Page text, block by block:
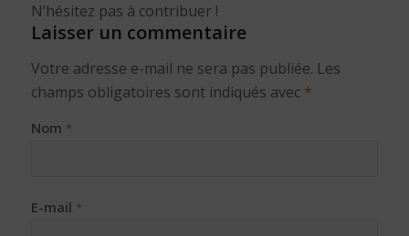
N’hésitez pas à contribuer !
Laisser un commentaire
Votre adresse e-mail ne sera pas publiée. Les
champs obligatoires sont indiqués avec *
Nom *
E-mail *